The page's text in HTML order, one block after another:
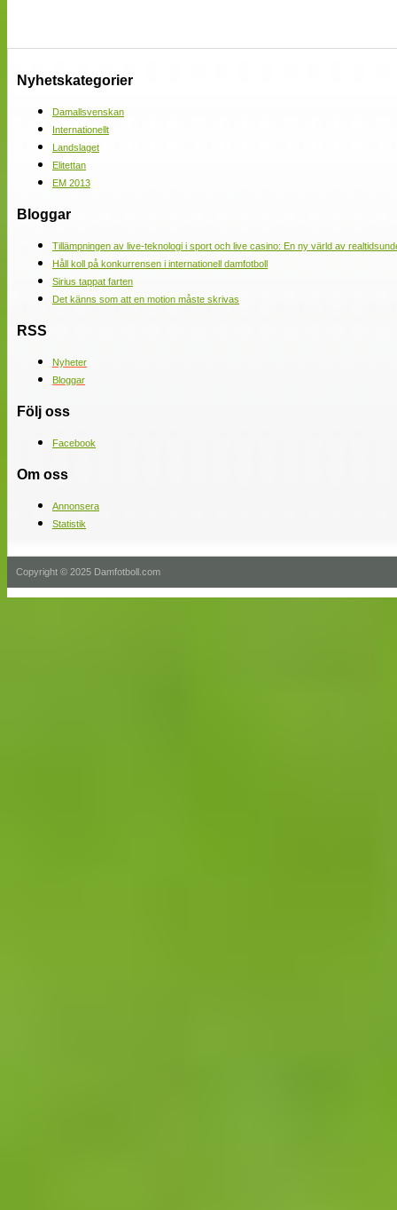
Nyhetskategorier
Damallsvenskan
Internationellt
Landslaget
Elitettan
EM 2013
Bloggar
Tillämpningen av live-teknologi i sport och live casino: En ny värld av
Håll koll på konkurrensen i internationell damfotboll
Sirius tappat farten
Det känns som att en motion måste skrivas
RSS
Nyheter
Bloggar
Följ oss
Facebook
Om oss
Annonsera
Statistik
Copyright © 2025 Damfotboll.com